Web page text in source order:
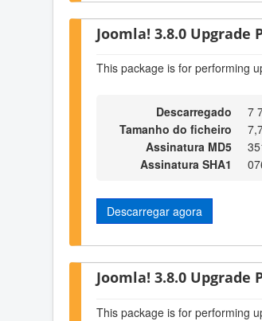
Joomla! 3.8.0 Upgrade
This package is for performing
Descarregado
7
Tamanho do ficheiro
Assinatura MD5
Assinatura SHA1
Descarregar agora
Joomla! 3.8.0 Upgrade
This package is for performing